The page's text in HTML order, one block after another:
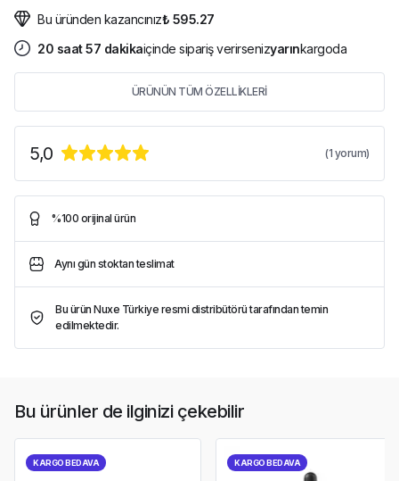
Bu üründen kazancınız₺ 595.27
20 saat 57 dakikaiçinde sipariş verirsenizyarınkargoda
ÜRÜNÜN TÜM ÖZELLİKLERİ
5,0 (1 yorum)
%100 orijinal ürün
Aynı gün stoktan teslimat
Bu ürün Nuxe Türkiye resmi distribütörü tarafından temin
edilmektedir.
Bu ürünler de ilginizi çekebilir
KARGO BEDAVA KARGO BEDAVA